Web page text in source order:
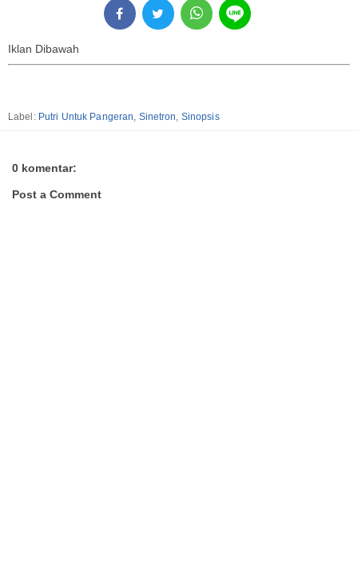
Iklan Dibawah
Label: Putri Untuk Pangeran, Sinetron, Sinopsis
0 komentar:
Post a Comment